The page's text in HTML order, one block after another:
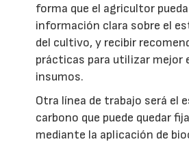
forma que el agricultor
información clara sobre el
del cultivo, y recibir
prácticas para utilizar mejor
insumos.
Otra línea de trabajo será el
carbono que puede quedar
mediante la aplicación de